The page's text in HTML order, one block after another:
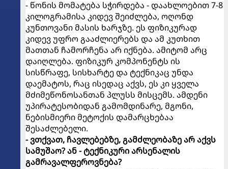
- წონის მომატება სჭირდება - დაახლოებით 7-8
კილოგრამისა კიდევ შეიძლება, ოღონდ
კუნთოვანი მასის ხარჯზე. ეს ფიზიკურად
კიდევ უფრო გააძლიერებს და ამ კუთხით
მათთან ჩამორჩენა არ იქნება. ამიტომ არც
დაიღლება. ფიზიკურ კომპონენტს ის
სისწრაფე, სისხარტე და ტექნიკაც უნდა
დაემატოს, რაც ისედაც აქვს, ეს კი ყველა
მძიმეწონოსანთან პლუსს მისცემს. ამდენი
უპირატესობიდან გამომდინარე, მგონი,
ნებისმიერი მეტოქის დამარცხებაა
შესაძლებელი.
- ვთქვათ, ჩავლებებზე, გამძლეობაზე არ აქვს
სამუშაო? ან - ტექნიკური არსენალის
გამრავალფეროვნება?